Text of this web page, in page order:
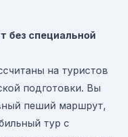
без специальной
на туристов
подготовки. Вы
пеший маршрут,
тур с